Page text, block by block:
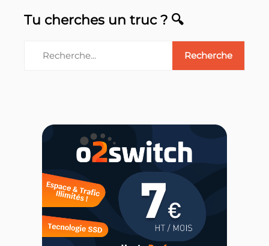
Tu cherches un truc ? 🔍